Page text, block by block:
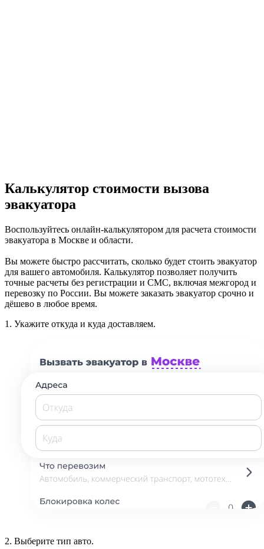
Калькулятор стоимости вызова
эвакуатора
Воспользуйтесь онлайн-калькулятором для расчета стоимости
эвакуатора в Москве и области.
Вы можете быстро рассчитать, сколько будет стоить эвакуатор
для вашего автомобиля. Калькулятор позволяет получить
точные расчеты без регистрации и СМС, включая межгород и
перевозку по России. Вы можете заказать эвакуатор срочно и
дёшево в любое время.
1. Укажите откуда и куда доставляем.
2. Выберите тип авто.